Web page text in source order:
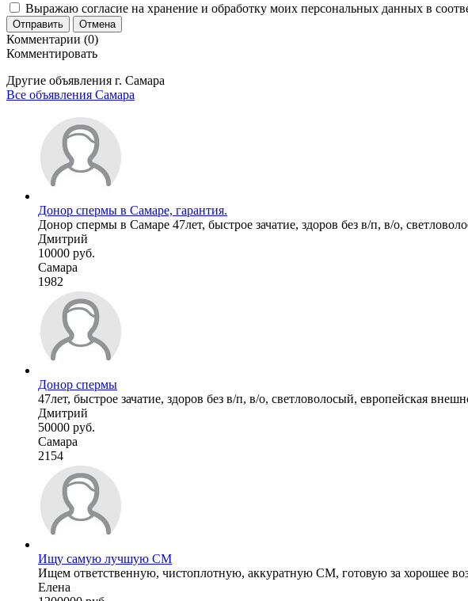
Выражаю согласие на хранение и обработку моих персональных данных в
Отправить Отмена
Комментарии (0)
Комментировать
Другие объявления г. Самара
Все объявления Самара
Донор спермы в Самаре, гарантия.
Донор спермы в Самаре 47лет, быстрое зачатие, здоров без в/п, в/о,
Дмитрий
10000 руб.
Самара
1982
Донор спермы
47лет, быстрое зачатие, здоров без в/п, в/о, светловолосый, европейская
Дмитрий
50000 руб.
Самара
2154
Ищу самую лучшую СМ
Ищем ответственную, чистоплотную, аккуратную СМ, готовую за хорошее
Елена